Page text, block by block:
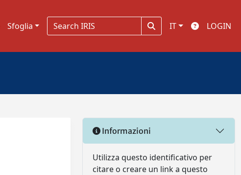
Sfoglia IT LOGIN
Informazioni
Utilizza questo identificativo per
citare o creare un link a questo